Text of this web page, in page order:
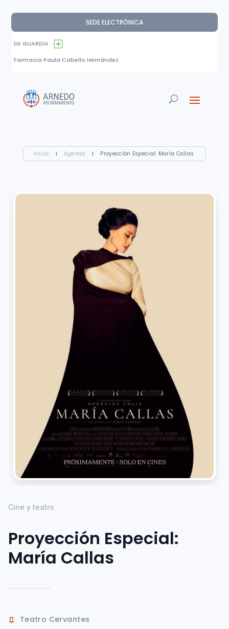
SEDE ELECTRÓNICA
DE GUARDIA
Farmacia Paula Cabello Hernández
Inicio I Agenda I Proyección Especial: María Callas
Cine y teatro
Proyección Especial:
María Callas
Teatro Cervantes